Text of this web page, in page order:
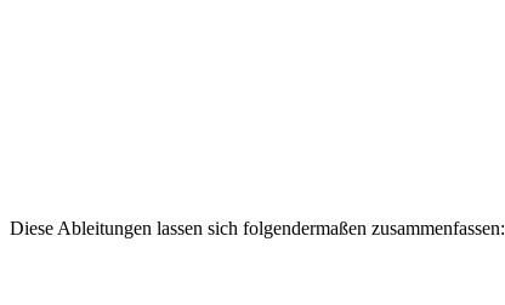
Diese Ableitungen lassen sich folgendermaßen zusammenfassen: